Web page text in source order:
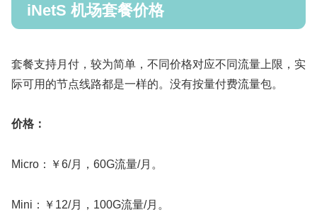
iNetS 机场套餐价格
套餐支持月付，较为简单，不同价格对应不同流量上限，实
际可用的节点线路都是一样的。没有按量付费流量包。
价格：
Micro：￥6/月，60G流量/月。
Mini：￥12/月，100G流量/月。